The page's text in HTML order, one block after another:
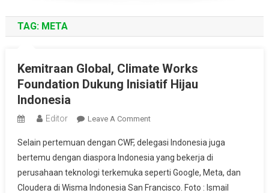
TAG: META
Kemitraan Global, Climate Works
Foundation Dukung Inisiatif Hijau
Indonesia
Editor Leave A CommentOn
Global,
Climate
Works
Foundation
Selain pertemuan dengan CWF, delegasi Indonesia juga
bertemu dengan diaspora Indonesia yang bekerja di
perusahaan teknologi terkemuka seperti Google, Meta, dan
Cloudera di Wisma Indonesia San Francisco. Foto : Ismail